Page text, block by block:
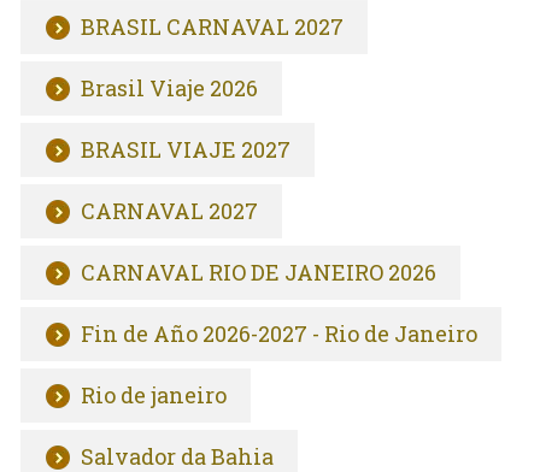
BRASIL CARNAVAL 2027
Brasil Viaje 2026
BRASIL VIAJE 2027
CARNAVAL 2027
CARNAVAL RIO DE JANEIRO 2026
Fin de Año 2026-2027 - Rio de Janeiro
Rio de janeiro
Salvador da Bahia